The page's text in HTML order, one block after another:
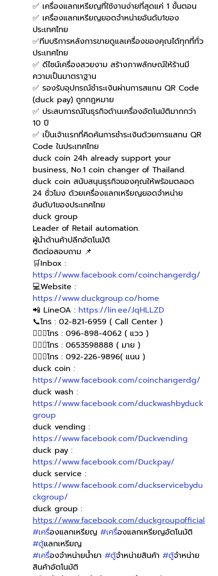
✅ เครื่องแลกเหรียญที่ใช้งานง่ายที่สุดแค่ 1 ขั้นตอน
✅ เครื่องแลกเหรียญยอดจำหน่ายอันดับ1ของ
ประเทศไทย
✅ทีมบริการหลังการขายดูแลเครื่องของคุณได้ทุกที่ทั่ว
ประเทศไทย
✅ ดีไซน์เครื่องสวยงาม สร้างภาพลักษณ์ให้ร้านมี
ความเป็นมาตราฐาน
✅ รองรับอุปกรณ์ชำระเงินผ่านการสแกน QR Code
(duck pay) ถูกกฎหมาย
✅ ประสบการณ์ในธุรกิจด้านเครื่องอัตโนมัติมากกว่า
10 ปี
✅ เป็นเจ้าเเรกที่คิดค้นการชำระเงินด้วยการแสกน QR
Code ในประเทศไทย
duck coin 24h already support your
business, No.1 coin changer of Thailand.
duck coin สนับสนุนธุรกิจของคุณให้พร้อมตลอด
24 ชั่วโมง ด้วยเครื่องแลกเหรียญยอดจำหน่าย
อันดับ1ของประเทศไทย
duck group
Leader of Retail automation.
ผู้นำด้านค้าปลีกอัตโนมัติ
ติดต่อสอบถาม 📌
🛒Inbox :
https://www.facebook.com/coinchangerdg/
💻Website :
https://www.duckgroup.co/home
📲 LineOA : https://lin.ee/JqHLLZD
📞โทร : 02-821-6959 ( Call Center )
🙋🏻‍♀โทร : 096-898-4062 ( แวว )
🙋🏻‍♀️โทร : 0653598888 ( มาย )
🙋🏻‍♀️โทร : 092-226-9896( แนน )
duck coin :
https://www.facebook.com/coinchangerdg/
duck wash :
https://www.facebook.com/duckwashbyduck
group
duck vending :
https://www.facebook.com/Duckvending
duck pay :
https://www.facebook.com/Duckpay/
duck service :
https://www.facebook.com/duckservicebydu
ckgroup/
duck group :
https://www.facebook.com/duckgroupofficial
#เครื่องแลกเหรียญ #เครื่องแลกเหรียญอัตโนมัติ
#ตู้แลกเหรียญ
#เครื่องจำหน่ายน้ำยา #ตู้จำหน่ายสินค้า #ตู้จำหน่าย
สินค้าอัตโนมัติ